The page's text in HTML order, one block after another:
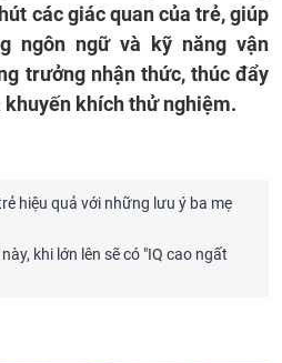
các giác quan của trẻ, giúp
ngôn ngữ và kỹ năng vận
trưởng nhận thức, thúc đẩy
khích thử nghiệm.
hiệu quả với những lưu ý ba mẹ
khi lớn lên sẽ có "IQ cao ngất